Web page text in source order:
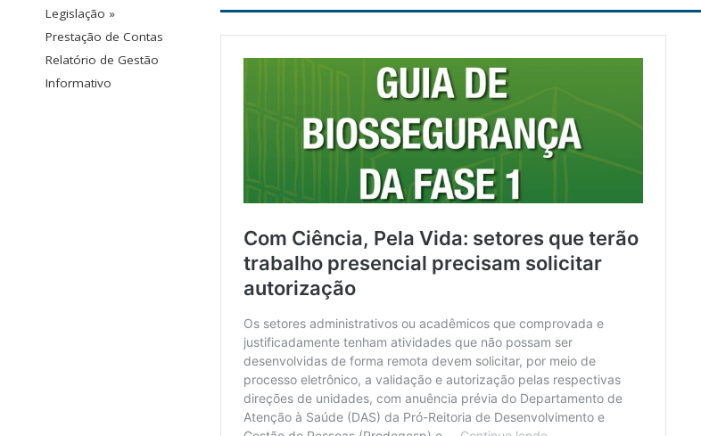
Legislação »
Prestação de Contas
Relatório de Gestão
Informativo